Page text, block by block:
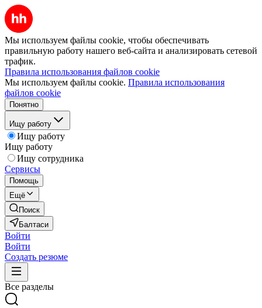
Мы используем файлы cookie, чтобы обеспечивать
правильную работу нашего веб-сайта и анализировать сетевой
трафик.
Правила использования файлов cookie
Мы используем файлы cookie. Правила использования
файлов cookie
Понятно
Ищу работу
Ищу работу
Ищу работу
Ищу сотрудника
Сервисы
Помощь
Ещё
Поиск
Балтаси
Войти
Войти
Создать резюме
Все разделы